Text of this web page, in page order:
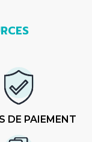
DE PAIEMENT